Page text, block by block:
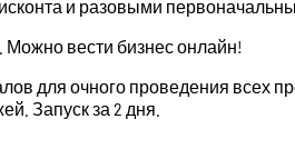
и разовыми
Можно вести бизнес онлайн!
для очного проведения всех
Запуск за 2 дня.